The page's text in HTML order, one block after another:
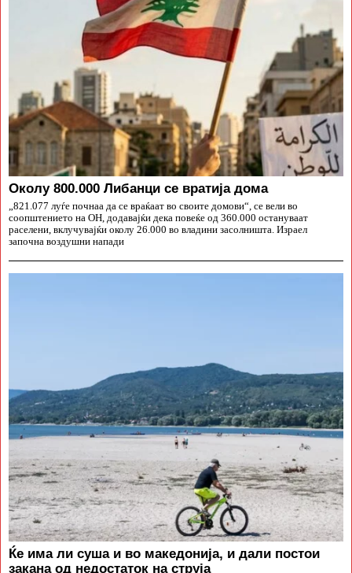
Околу 800.000 Либанци се вратија дома
„821.077 луѓе почнаа да се враќаат во своите домови“, се вели во
соопштението на ОН, додавајќи дека повеќе од 360.000 остануваат
раселени, вклучувајќи околу 26.000 во владини засолништа. Израел
започна воздушни напади
Ќе има ли суша и во македонија, и дали постои
закана од недостаток на струја